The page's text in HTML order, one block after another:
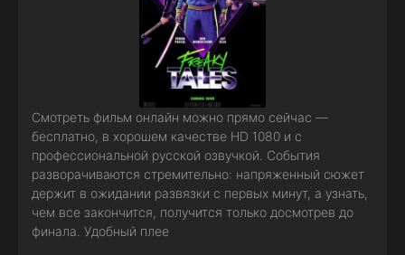
Смотреть фильм онлайн можно прямо сейчас —
бесплатно, в хорошем качестве HD 1080 и с
профессиональной русской озвучкой. События
разворачиваются стремительно: напряженный сюжет
держит в ожидании развязки с первых минут, а узнать,
чем все закончится, получится только досмотрев до
финала. Удобный плее